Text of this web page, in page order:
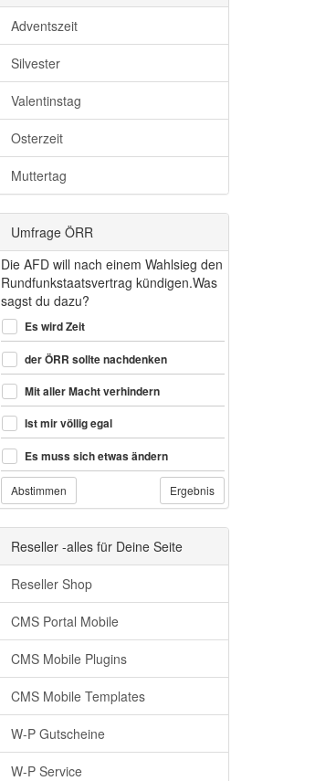
Adventszeit
Silvester
Valentinstag
Osterzeit
Muttertag
Umfrage ÖRR
Die AFD will nach einem Wahlsieg den
Rundfunkstaatsvertrag kündigen.Was
sagst du dazu?
Es wird Zeit
der ÖRR sollte nachdenken
Mit aller Macht verhindern
Ist mir völlig egal
Es muss sich etwas ändern
Abstimmen Ergebnis
Reseller -alles für Deine Seite
Reseller Shop
CMS Portal Mobile
CMS Mobile Plugins
CMS Mobile Templates
W-P Gutscheine
W-P Service